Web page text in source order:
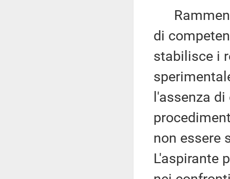
di
stabilisce i
l'assenza
non essere
L'aspirante